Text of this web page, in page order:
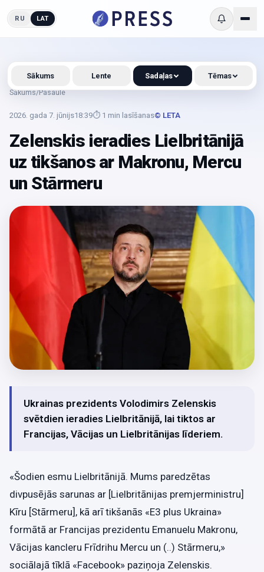
RU LAT
Sākums/Pasaule
2026. gada 7. jūnijs18:39⏱ 1 min lasīšanas© LETA
Zelenskis ieradies Lielbritānijā
uz tikšanos ar Makronu, Mercu
un Stārmeru
Ukrainas prezidents Volodimirs Zelenskis
svētdien ieradies Lielbritānijā, lai tiktos ar
Francijas, Vācijas un Lielbritānijas līderiem.
«Šodien esmu Lielbritānijā. Mums paredzētas
divpusējās sarunas ar [Lielbritānijas premjerministru]
Kīru [Stārmeru], kā arī tikšanās «E3 plus Ukraina»
formātā ar Francijas prezidentu Emanuelu Makronu,
Vācijas kancleru Frīdrihu Mercu un (..) Stārmeru,»
sociālajā tīklā «Facebook» paziņoja Zelenskis.
Sākums Lente Sadaļas Tēmas